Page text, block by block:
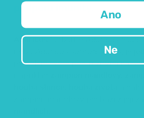
podporu imunity.
Agaricus(odborněAgaricus
Agaricus subrufescens
po celém světě pod různými názvy,
Ano
Ne